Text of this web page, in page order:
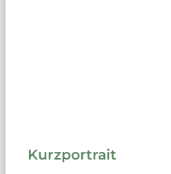
Kurzportrait